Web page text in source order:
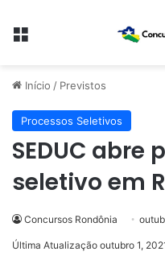
Menu
Início / Previstos
Processos Seletivos
SEDUC abre
seletivo em
Concursos Rondônia
Última Atualização outubro 1,